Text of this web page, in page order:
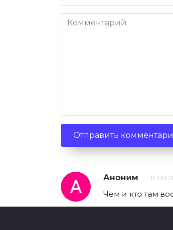
Комментарий
Аноним
Чем и кто там